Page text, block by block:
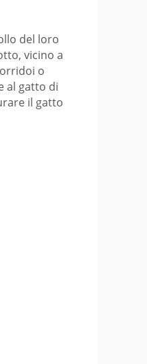
del loro
vicino a
o
al gatto di
il gatto